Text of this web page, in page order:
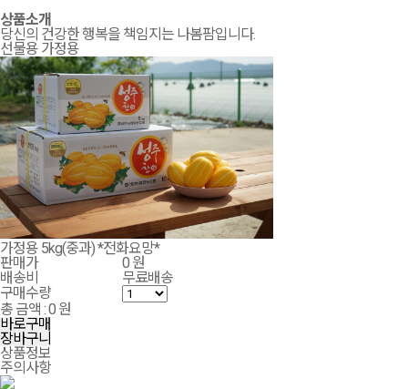
상품소개
당신의 건강한 행복을 책임지는 나봄팜입니다.
선물용 가정용
가정용 5kg(중과) *전화요망*
판매가
0 원
배송비
무료배송
구매수량
총 금액 :0 원
바로구매
장바구니
상품정보
주의사항